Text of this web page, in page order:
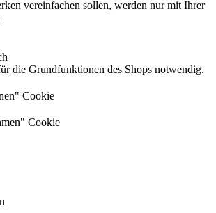
vereinfachen sollen, werden nur mit Ihrer
die Grundfunktionen des Shops notwendig.
Cookie
Cookie